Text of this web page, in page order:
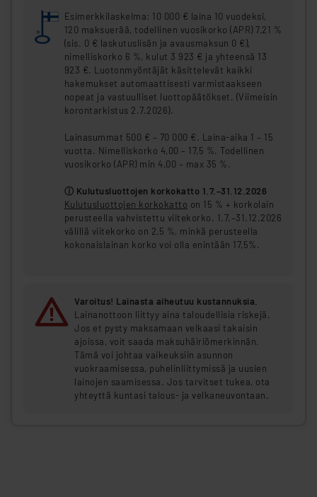
Esimerkkilaskelma: 10 000 € laina 10 vuodeksi,
120 maksuerää, todellinen vuosikorko (APR) 7,21 %
(sis. 0 € laskutuslisän ja avausmaksun 0 €),
nimelliskorko 6 %, kulut 3 923 € ja yhteensä 13
923 €. Luotonmyöntäjät käsittelevät kaikki
hakemukset automaattisesti varmistaakseen
nopeat ja vastuulliset luottopäätökset. (Viimeisin
korontarkistus 2.7.2026).
Lainasummat 500 € – 70 000 €. Laina-aika 1 – 15
vuotta. Nimelliskorko 4,00 – 17,5 %. Todellinen
vuosikorko (APR) min 4,00 – max 35 %.
ⓘ Kulutusluottojen korkokatto 1.7.–31.12.2026
Kulutusluottojen korkokatto on 15 % + korkolain
perusteella vahvistettu viitekorko. 1.7.–31.12.2026
välillä viitekorko on 2,5 %, minkä perusteella
kokonaislainan korko voi olla enintään 17,5%.
Varoitus! Lainasta aiheutuu kustannuksia.
Lainanottoon liittyy aina taloudellisia riskejä.
Jos et pysty maksamaan velkaasi takaisin
ajoissa, voit saada maksuhäiriömerkinnän.
Tämä voi johtaa vaikeuksiin asunnon
vuokraamisessa, puhelinliittymissä ja uusien
lainojen saamisessa. Jos tarvitset tukea, ota
yhteyttä kuntasi talous- ja velkaneuvontaan.